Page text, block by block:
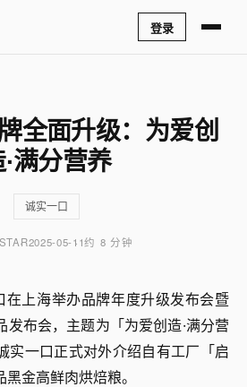
登录
全面升级：为爱创
·满分营养
诚实一口
2025-05-11约 8 分钟
上海举办品牌年度升级发布会暨
发布会，主题为「为爱创造·满分营
实一口正式对外介绍自有工厂「启
金高鲜肉烘焙粮。